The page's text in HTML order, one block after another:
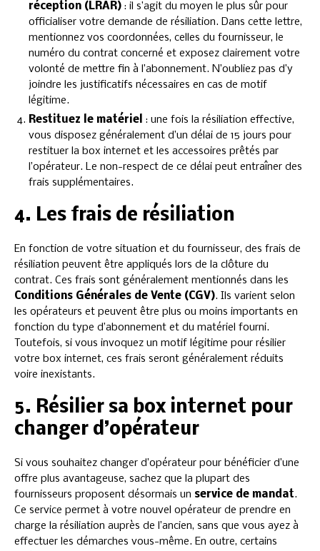
réception (LRAR) : il s’agit du moyen le plus sûr pour
officialiser votre demande de résiliation. Dans cette lettre,
mentionnez vos coordonnées, celles du fournisseur, le
numéro du contrat concerné et exposez clairement votre
volonté de mettre fin à l’abonnement. N’oubliez pas d’y
joindre les justificatifs nécessaires en cas de motif
légitime.
Restituez le matériel : une fois la résiliation effective,
vous disposez généralement d’un délai de 15 jours pour
restituer la box internet et les accessoires prêtés par
l’opérateur. Le non-respect de ce délai peut entraîner des
frais supplémentaires.
4. Les frais de résiliation
En fonction de votre situation et du fournisseur, des frais de
résiliation peuvent être appliqués lors de la clôture du
contrat. Ces frais sont généralement mentionnés dans les
Conditions Générales de Vente (CGV). Ils varient selon
les opérateurs et peuvent être plus ou moins importants en
fonction du type d’abonnement et du matériel fourni.
Toutefois, si vous invoquez un motif légitime pour résilier
votre box internet, ces frais seront généralement réduits
voire inexistants.
5. Résilier sa box internet pour
changer d’opérateur
Si vous souhaitez changer d’opérateur pour bénéficier d’une
offre plus avantageuse, sachez que la plupart des
fournisseurs proposent désormais un service de mandat.
Ce service permet à votre nouvel opérateur de prendre en
charge la résiliation auprès de l’ancien, sans que vous ayez à
effectuer les démarches vous-même. En outre, certains